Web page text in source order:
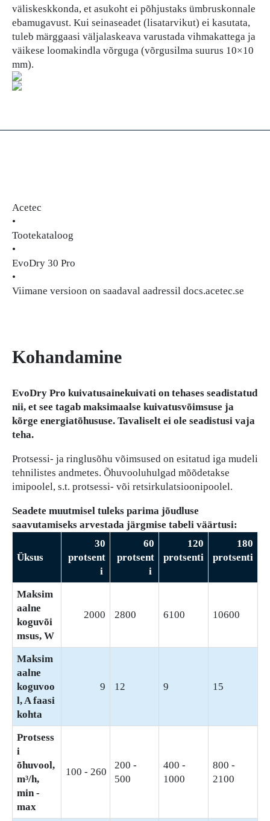
väliskeskkonda, et asukoht ei põhjustaks ümbruskonnale
ebamugavust. Kui seinaseadet (lisatarvikut) ei kasutata,
tuleb märggaasi väljalaskeava varustada vihmakattega ja
väikese loomakindla võrguga (võrgusilma suurus 10×10
mm).
Acetec
•
Tootekataloog
•
EvoDry 30 Pro
•
Viimane versioon on saadaval aadressil docs.acetec.se
Kohandamine
EvoDry Pro kuivatusainekuivati on tehases seadistatud
nii, et see tagab maksimaalse kuivatusvõimsuse ja
kõrge energiatõhususe. Tavaliselt ei ole seadistusi vaja
teha.
Protsessi- ja ringlusõhu võimsused on esitatud iga mudeli
tehnilistes andmetes. Õhuvooluhulgad mõõdetakse
imipoolel, s.t. protsessi- või retsirkulatsioonipoolel.
Seadete muutmisel tuleks parima jõudluse
saavutamiseks arvestada järgmise tabeli väärtusi:
Üksus
30
protsent
i
60
protsent
i
120
protsenti
180
protsenti
Maksim
aalne
koguvõi
msus, W
2000 2800 6100 10600
Maksim
aalne
koguvoo
l, A faasi
kohta
9 12 9 15
Protsess
i
õhuvool,
m³/h,
min -
max
100 - 260
200 -
500
400 -
1000
800 -
2100